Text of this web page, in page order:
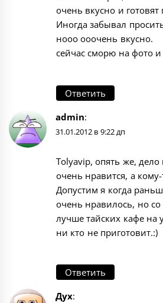
очень вкусно и
Иногда забывал
нооо ооочень вкусно.
сейчас сморю на фото
Ответить
admin:
31.01.2012 в 9:22 дп
Tolyavip, опять же, дело
очень нравится, а
Допустим я когда
очень нравилось, но
лучше тайских кафе на
ни кто не приготовит.:)
Ответить
Дух: